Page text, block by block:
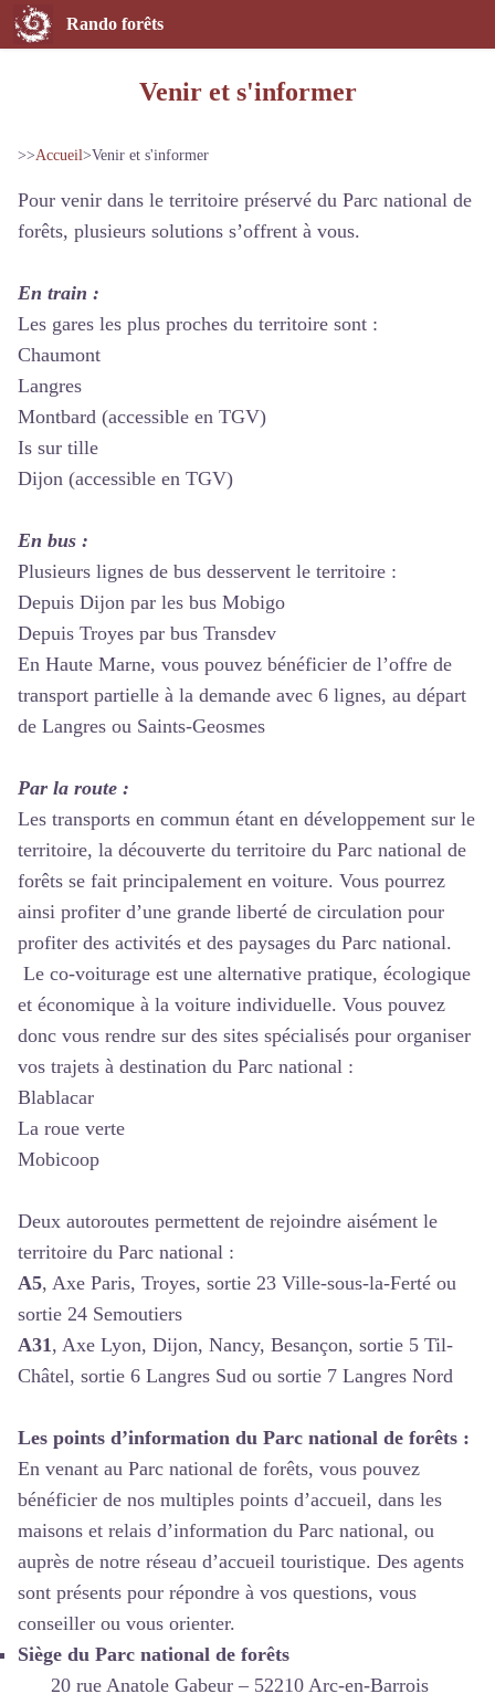
Rando forêts
Venir et s'informer
>>Accueil>Venir et s'informer
Pour venir dans le territoire préservé du Parc national de
forêts, plusieurs solutions s’offrent à vous.
En train :
Les gares les plus proches du territoire sont :
Chaumont
Langres
Montbard (accessible en TGV)
Is sur tille
Dijon (accessible en TGV)
En bus :
Plusieurs lignes de bus desservent le territoire :
Depuis Dijon par les bus Mobigo
Depuis Troyes par bus Transdev
En Haute Marne, vous pouvez bénéficier de l’offre de
transport partielle à la demande avec 6 lignes, au départ
de Langres ou Saints-Geosmes
Par la route :
Les transports en commun étant en développement sur le
territoire, la découverte du territoire du Parc national de
forêts se fait principalement en voiture. Vous pourrez
ainsi profiter d’une grande liberté de circulation pour
profiter des activités et des paysages du Parc national.
Le co-voiturage est une alternative pratique, écologique
et économique à la voiture individuelle. Vous pouvez
donc vous rendre sur des sites spécialisés pour organiser
vos trajets à destination du Parc national :
Blablacar
La roue verte
Mobicoop
Deux autoroutes permettent de rejoindre aisément le
territoire du Parc national :
A5, Axe Paris, Troyes, sortie 23 Ville-sous-la-Ferté ou
sortie 24 Semoutiers
A31, Axe Lyon, Dijon, Nancy, Besançon, sortie 5 Til-
Châtel, sortie 6 Langres Sud ou sortie 7 Langres Nord
Les points d’information du Parc national de forêts :
En venant au Parc national de forêts, vous pouvez
bénéficier de nos multiples points d’accueil, dans les
maisons et relais d’information du Parc national, ou
auprès de notre réseau d’accueil touristique. Des agents
sont présents pour répondre à vos questions, vous
conseiller ou vous orienter.
Siège du Parc national de forêts
20 rue Anatole Gabeur – 52210 Arc-en-Barrois